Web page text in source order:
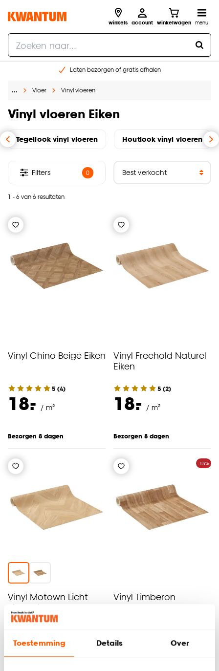
Toestemming Details Over
winkels account winkelwagen menu
Laten bezorgen of gratis afhalen
Gratis raam advies en opmeten aan huis
… Vloer Vinyl vloeren
Vinyl vloeren Eiken
Tegellook vinyl vloeren Houtlook vinyl vloeren
1 - 6 van 6 resultaten
Filters 0
Vinyl Chino Beige Eiken
5 (4)
18.
- / m²
Bezorgen 8 dagen
Vinyl Freehold Naturel
Eiken
5 (2)
18.
- / m²
Bezorgen 8 dagen
Vinyl Motown Licht
Eiken Visgraat
19.
- / m²
-15%
Vinyl Timberon
20. / m²